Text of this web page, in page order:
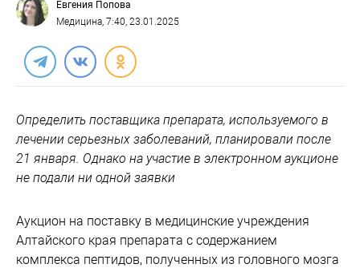
Евгения Попова
Медицина, 7:40, 23.01.2025
Определить поставщика препарата, используемого в
лечении серьезных заболеваний, планировали после
21 января. Однако на участие в электронном аукционе
не подали ни одной заявки
Аукцион на поставку в медицинские учреждения
Алтайского края препарата с содержанием
комплекса пептидов, полученных из головного мозга